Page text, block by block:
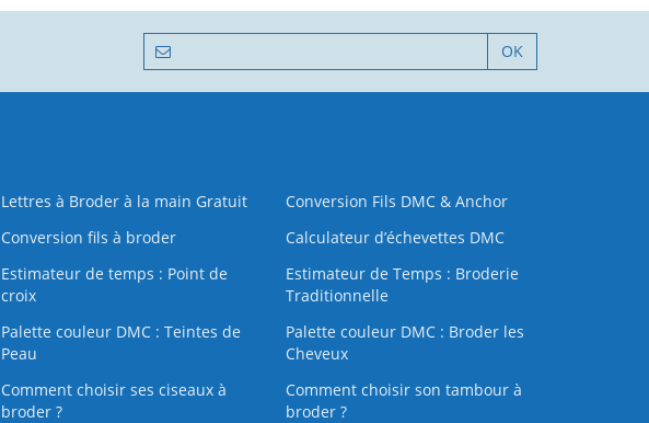
OK
Lettres à Broder à la main Gratuit
Conversion Fils DMC & Anchor
Conversion fils à broder
Calculateur d’échevettes DMC
Estimateur de temps : Point de
croix
Estimateur de Temps : Broderie
Traditionnelle
Palette couleur DMC : Teintes de
Peau
Palette couleur DMC : Broder les
Cheveux
Comment choisir ses ciseaux à
broder ?
Comment choisir son tambour à
broder ?